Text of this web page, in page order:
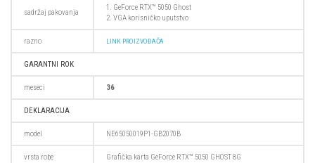
sadržaj pakovanja
1. GeForce RTX™ 5050 Ghost
2. VGA korisničko uputstvo
razno LINK PROIZVOĐAČA
GARANTNI ROK
meseci 36
DEKLARACIJA
model NE65050019P1-GB2070B
vrsta robe Grafička karta GeForce RTX™ 5050 GHOST 8G